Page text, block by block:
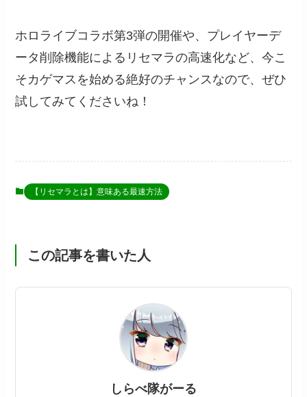
ホロライブコラボ第3弾の開催や、プレイヤーデ
ータ削除機能によるリセマラの高速化など、今こ
そカゲマスを始める絶好のチャンスなので、ぜひ
試してみてくださいね！
【リセマラとは】意味ある最速方法
この記事を書いた人
しらべ隊がーる